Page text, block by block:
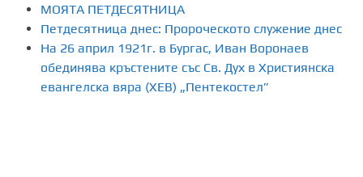
МОЯТА ПЕТДЕСЯТНИЦА
Петдесятница днес: Пророческото служение днес
На 26 април 1921г. в Бургас, Иван Воронаев
обединява кръстените със Св. Дух в Християнска
евангелска вяра (ХЕВ) „Пентекостел”